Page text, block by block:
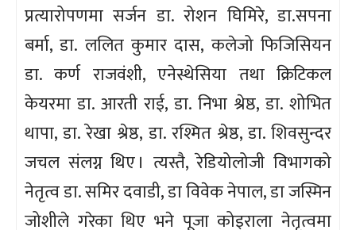
प्रत्यारोपणमा सर्जन डा. रोशन घिमिरे, डा.सपना
बर्मा, डा. ललित कुमार दास, कलेजो फिजिसियन
डा. कर्ण राजवंशी, एनेस्थेसिया तथा क्रिटिकल
केयरमा डा. आरती राई, डा. निभा श्रेष्ठ, डा. शोभित
थापा, डा. रेखा श्रेष्ठ, डा. रश्मित श्रेष्ठ, डा. शिवसुन्दर
जचल संलग्न थिए । त्यस्तै, रेडियोलोजी विभागको
नेतृत्व डा. समिर दवाडी, डा विवेक नेपाल, डा जस्मिन
जोशीले गरेका थिए भने पूजा कोइराला नेतृत्वमा